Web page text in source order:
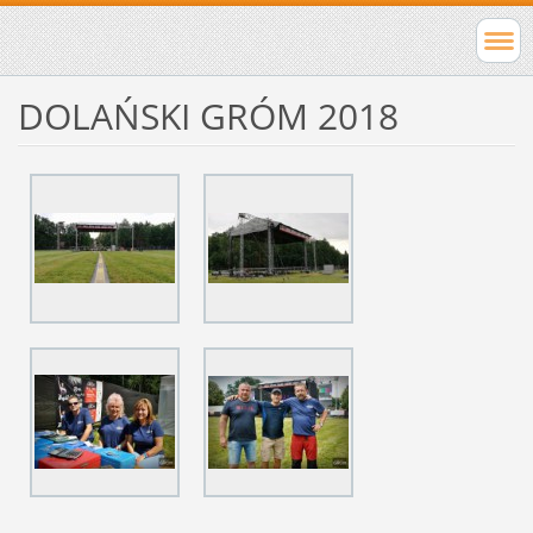
DOLAŃSKI GRÓM 2018